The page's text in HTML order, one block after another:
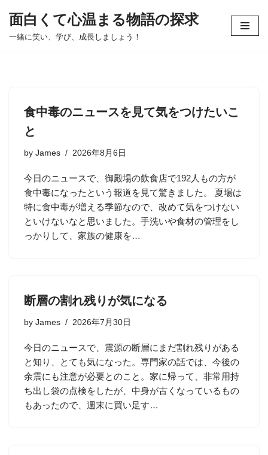
コ
面白くて心温まる物語の探求
一緒に笑い、学び、成長しましょう！
食中毒のニュースを見て気をつけたいこ
と
by James 2026年8月6日
今日のニュースで、御殿場の飲食店で192人もの方が
食中毒になったという報道を見て驚きました。 夏場は
特に食中毒が増える季節なので、改めて気をつけない
といけないなと思いました。手洗いや食材の管理をし
っかりして、家族の健康を…
断層の割れ残りが気になる
by James 2026年7月30日
今日のニュースで、震源の断層にまだ割れ残りがある
と知り、とても気になった。専門家の話では、今後の
余震にも注意が必要とのこと。家に帰って、非常用持
ち出し袋の点検をしたが、中身が古くなっているもの
もあったので、週末に買い足す…